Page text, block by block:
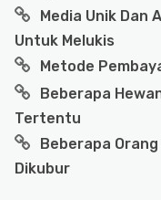
Media Unik Dan
Untuk Melukis
Metode
Beberapa
Tertentu
Beberapa
Dikubur